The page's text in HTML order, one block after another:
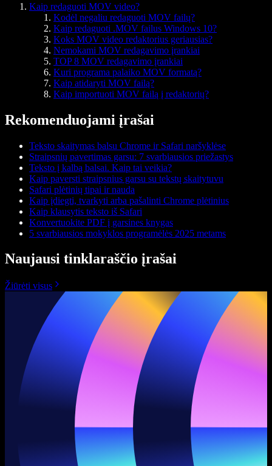
Kaip redaguoti MOV video?
Kodėl negaliu redaguoti MOV failų?
Kaip redaguoti .MOV failus Windows 10?
Koks MOV video redaktorius geriausias?
Nemokami MOV redagavimo įrankiai
TOP 8 MOV redagavimo įrankiai
Kuri programa palaiko MOV formatą?
Kaip atidaryti MOV failą?
Kaip importuoti MOV failą į redaktorių?
Rekomenduojami įrašai
Teksto skaitymas balsu Chrome ir Safari naršyklėse
Straipsnių pavertimas garsu: 7 svarbiausios priežastys
Teksto į kalbą balsai. Kaip tai veikia?
Kaip paversti straipsnius garsu su tekstų skaitytuvu
Safari plėtinių tipai ir nauda
Kaip įdiegti, tvarkyti arba pašalinti Chrome plėtinius
Kaip klausytis teksto iš Safari
Konvertuokite PDF į garsines knygas
5 svarbiausios mokyklos programėlės 2025 metams
Naujausi tinklaraščio įrašai
Žiūrėti visus